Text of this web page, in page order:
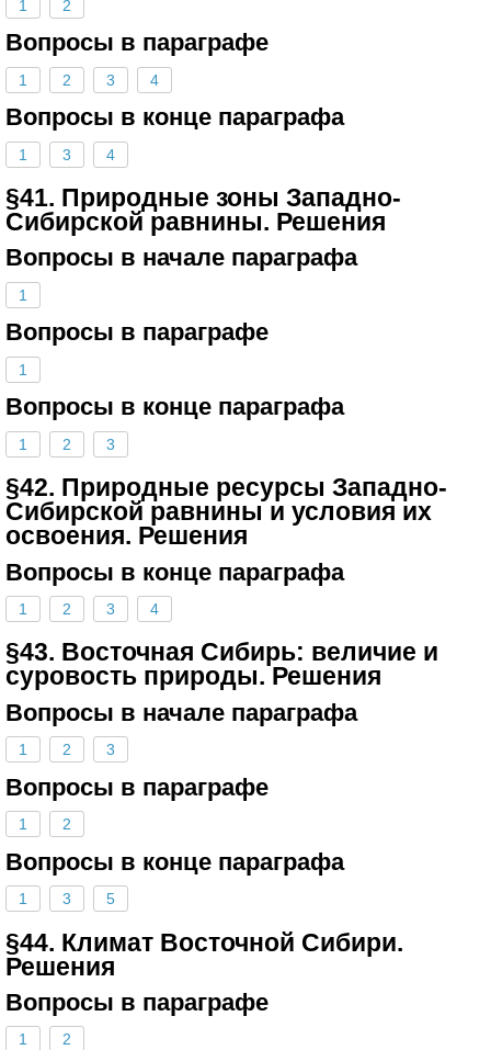
1 2
Вопросы в параграфе
1 2 3 4
Вопросы в конце параграфа
1 3 4
§41. Природные зоны Западно-
Сибирской равнины. Решения
Вопросы в начале параграфа
1
Вопросы в параграфе
1
Вопросы в конце параграфа
1 2 3
§42. Природные ресурсы Западно-
Сибирской равнины и условия их
освоения. Решения
Вопросы в конце параграфа
1 2 3 4
§43. Восточная Сибирь: величие и
суровость природы. Решения
Вопросы в начале параграфа
1 2 3
Вопросы в параграфе
1 2
Вопросы в конце параграфа
1 3 5
§44. Климат Восточной Сибири.
Решения
Вопросы в параграфе
1 2